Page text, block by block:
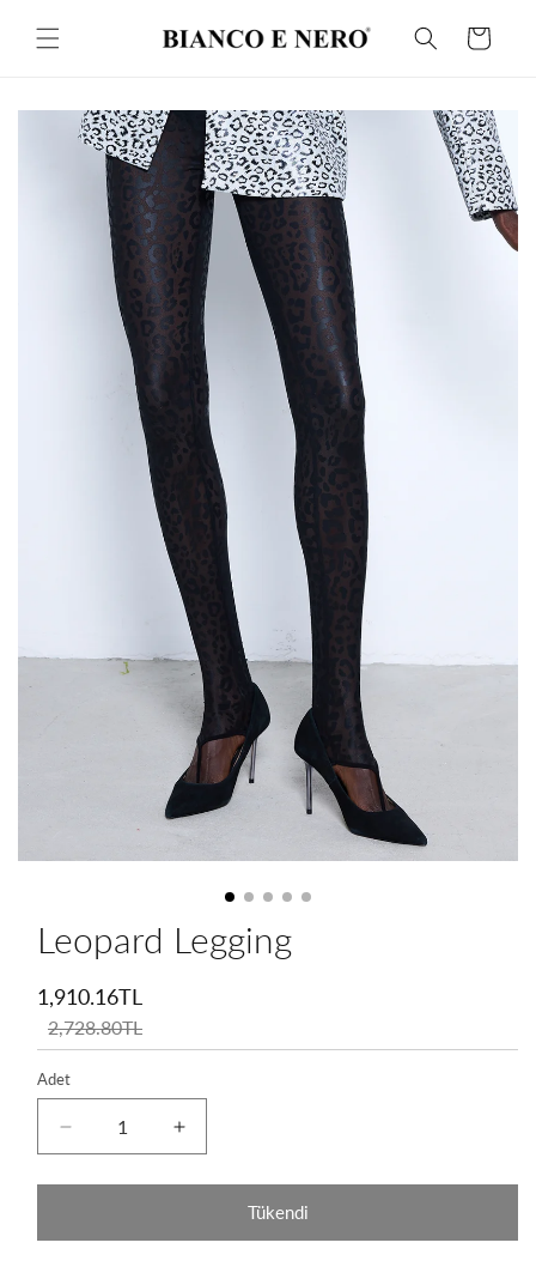
atla
Sepet
Leopard Legging
1,910.16TL
Normal
2,728.80TL
Adet
Leopard
Legging
için
azaltın
Leopard
Legging
için
artırın
Tükendi